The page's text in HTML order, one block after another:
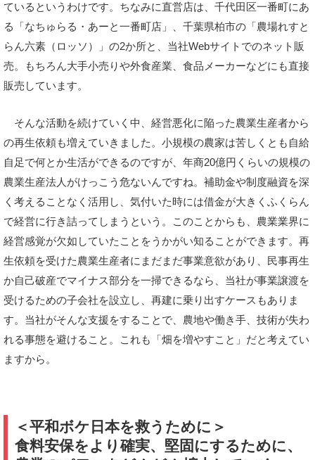
ているというわけです。ちなみに直営店は、千代田区一番町にあ
る「なちゅらる・あーと一番町店」、千葉県柏市の「農場れすと
らん六素（ロッソ）」の2か所と、当社Webサイトでのネット販
売。もちろん大手小売りや外食産業、食品メーカーなどにも直接
販売しています。
そんな活動を続けていく中、経営悪化に陥った農業生産者から
の再生依頼も増えていきました。小規模の農家は苦しくとも自給
自足で何とか生活ができるのですが、年商20億円くらいの規模の
農業生産法人がけっこう危ないんですね。補助金や制度融資を深
く考えることなく活用し、気付いた時には借金が大きくふくらん
で経営に行き詰ってしまうという。このことからも、農業業界に
経営感覚が欠如していたことをうかがい知ることができます。再
生依頼を受けた農業生産者にまだまだ事業意欲があり、民事再生
か自己破産でマイナス部分を一掃できるなら、当社が事業譲渡を
受けるための子会社を設立し、再建に乗り出すケースもありま
す。当社がそんな支援をすることで、農地や働き手、技術が失わ
れる事態を避けること。これも「畑を増やすこと」だと考えてい
ますから。
＜平和ボケ日本を救うために＞
食料安保をより確実、堅固にするために、